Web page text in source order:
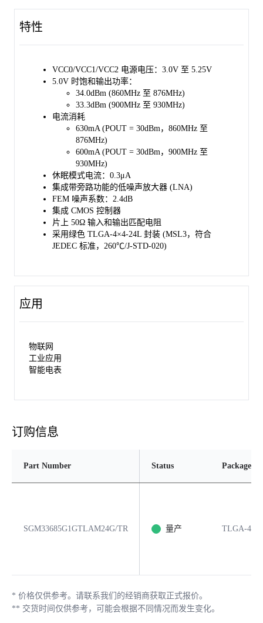
特性
VCC0/VCC1/VCC2 电源电压：3.0V 至 5.25V
5.0V 时饱和输出功率：
34.0dBm (860MHz 至 876MHz)
33.3dBm (900MHz 至 930MHz)
电流消耗
630mA (POUT = 30dBm，860MHz 至
876MHz)
600mA (POUT = 30dBm，900MHz 至
930MHz)
休眠模式电流：0.3μA
集成带旁路功能的低噪声放大器 (LNA)
FEM 噪声系数：2.4dB
集成 CMOS 控制器
片上 50Ω 输入和输出匹配电阻
采用绿色 TLGA-4×4-24L 封装 (MSL3，符合
JEDEC 标准，260℃/J-STD-020)
应用
物联网
工业应用
智能电表
订购信息
Part Number Status Package
SGM33685G1GTLAM24G/TR 量产 TLGA-
* 价格仅供参考。请联系我们的经销商获取正式报价。
** 交货时间仅供参考，可能会根据不同情况而发生变化。